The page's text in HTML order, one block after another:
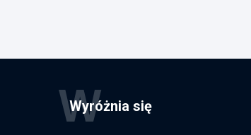
Wyróżnia się
W